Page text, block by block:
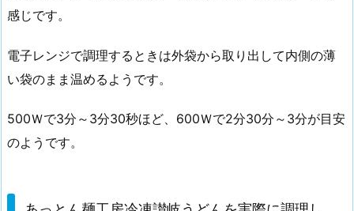
感じです。
電子レンジで調理するときは外袋から取り出して内側の薄
い袋のまま温めるようです。
500Ｗで3分～3分30秒ほど、600Ｗで2分30分～3分が目安
のようです。